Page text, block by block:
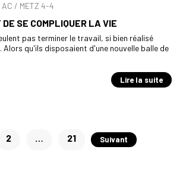
AC / METZ 4-4
SE COMPLIQUER LA VIE
pas terminer le travail, si bien réalisé
Alors qu'ils disposaient d'une nouvelle balle de
Lire la suite
2 … 21 Suivant